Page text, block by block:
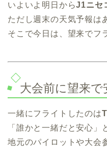
いよいよ明日からJ1ニセ
ただし週末の天気予報は
そこで今日は、望来でフ
大会前に望来で
一緒にフライトしたのは
「誰かと一緒だと安心」
地元のパイロットや大会